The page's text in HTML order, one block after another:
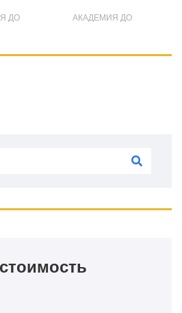
ДО АКАДЕМИЯ ДО